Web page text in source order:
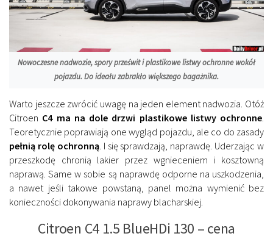
Nowoczesne nadwozie, spory prześwit i plastikowe listwy ochronne wokół
pojazdu. Do ideału zabrakło większego bagażnika.
Warto jeszcze zwrócić uwagę na jeden element nadwozia. Otóż
Citroen C4 ma na dole drzwi plastikowe listwy ochronne.
Teoretycznie poprawiają one wygląd pojazdu, ale co do zasady
pełnią rolę ochronną. I się sprawdzają, naprawdę. Uderzając w
przeszkodę chronią lakier przez wgnieceniem i kosztowną
naprawą. Same w sobie są naprawdę odporne na uszkodzenia,
a nawet jeśli takowe powstaną, panel można wymienić bez
konieczności dokonywania naprawy blacharskiej.
Citroen C4 1.5 BlueHDi 130 – cena